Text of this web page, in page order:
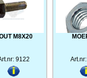
M8X20
9122